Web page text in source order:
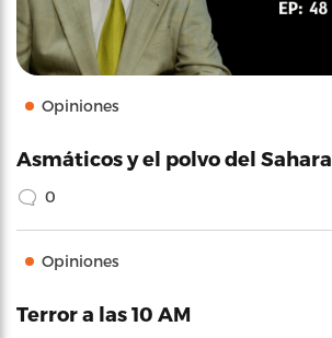
Opiniones
Asmáticos y el polvo del Sahara
0
Opiniones
Terror a las 10 AM